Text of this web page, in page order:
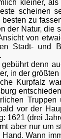
kleiner,
scheinen
zu
der Natur, die
von
Stadt- und
denn
in der
Kurpfalz
vor der
1621 (drei
aber nur um
Wann